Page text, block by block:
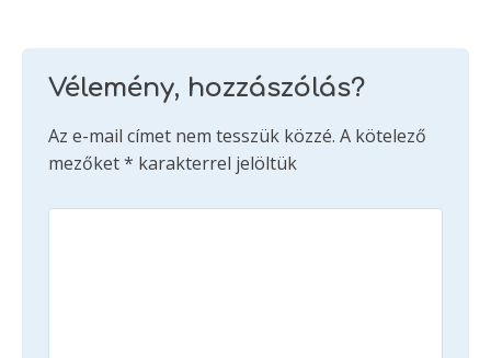
Vélemény, hozzászólás?
Az e-mail címet nem tesszük közzé. A kötelező
mezőket* karakterrel jelöltük